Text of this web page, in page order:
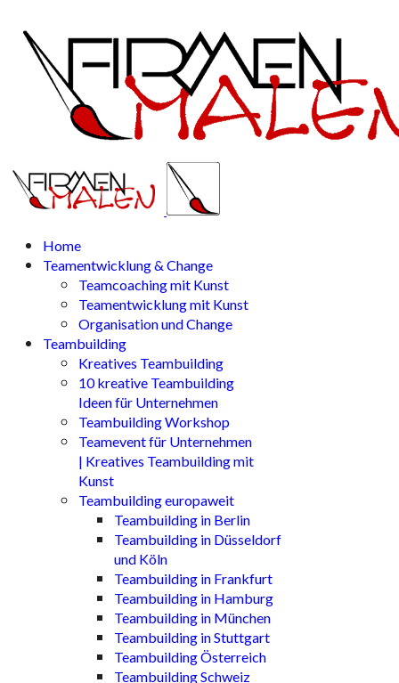
Home
Teamentwicklung & Change
Teamcoaching mit Kunst
Teamentwicklung mit Kunst
Organisation und Change
Teambuilding
Kreatives Teambuilding
10 kreative Teambuilding
Ideen für Unternehmen
Teambuilding Workshop
Teamevent für Unternehmen
| Kreatives Teambuilding mit
Kunst
Teambuilding europaweit
Teambuilding in Berlin
Teambuilding in Düsseldorf
und Köln
Teambuilding in Frankfurt
Teambuilding in Hamburg
Teambuilding in München
Teambuilding in Stuttgart
Teambuilding Österreich
Teambuilding Schweiz